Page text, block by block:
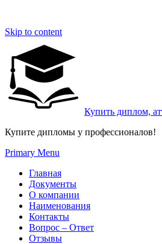
Skip to content
Купить диплом,
Купите дипломы у профессионалов!
Primary Menu
Главная
Документы
О компании
Наименования
Контакты
Вопрос – Ответ
Отзывы